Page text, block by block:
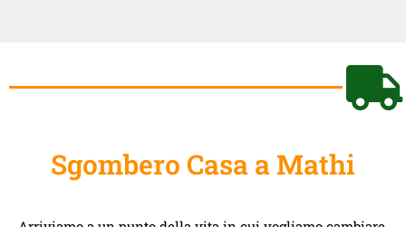
Sgombero Casa a Mathi